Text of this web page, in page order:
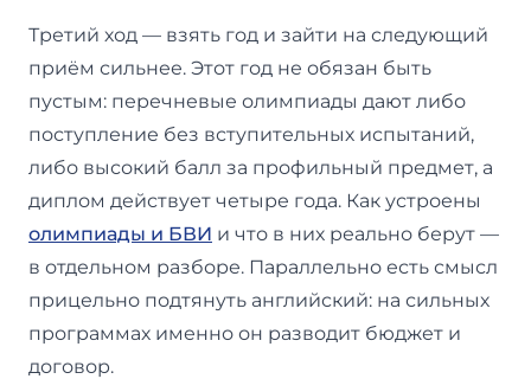
Третий ход — взять год и зайти на следующий
приём сильнее. Этот год не обязан быть
пустым: перечневые олимпиады дают либо
поступление без вступительных испытаний,
либо высокий балл за профильный предмет, а
диплом действует четыре года. Как устроены
олимпиады и БВИ и что в них реально берут —
в отдельном разборе. Параллельно есть смысл
прицельно подтянуть английский: на сильных
программах именно он разводит бюджет и
договор.